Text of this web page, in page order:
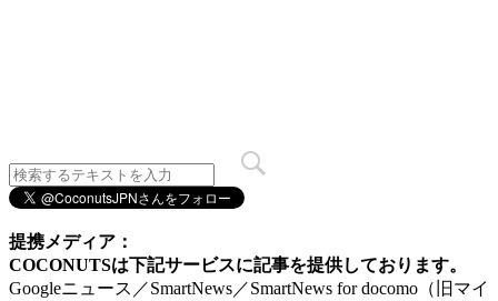
提携メディア：
COCONUTSは下記サービスに記事を提供しております。
Googleニュース／SmartNews／SmartNews for docomo（旧マイ